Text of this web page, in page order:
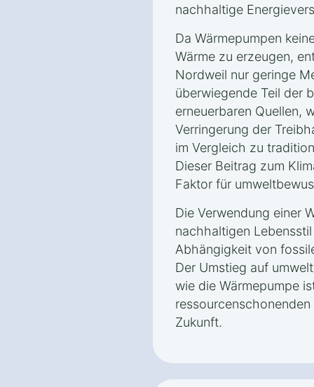
nachhaltige
Da Wärmepumpen
Wärme zu erzeugen,
Nordweil nur geringe
überwiegende Teil der
erneuerbaren Quellen,
Verringerung der
im Vergleich zu
Dieser Beitrag zum
Faktor für
Die Verwendung einer
nachhaltigen
Abhängigkeit von
Der Umstieg auf
wie die Wärmepumpe
Zukunft.